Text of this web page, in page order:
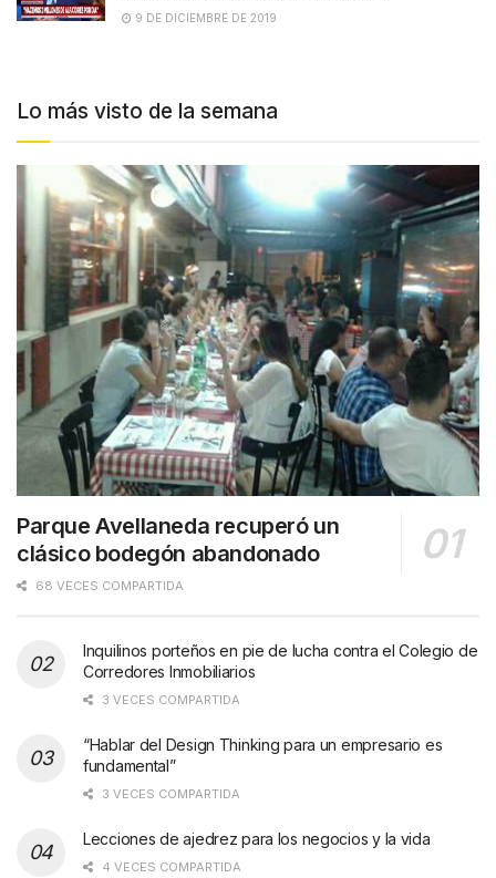
9 DE DICIEMBRE DE 2019
Lo más visto de la semana
Parque Avellaneda recuperó un
clásico bodegón abandonado
68 VECES COMPARTIDA
Inquilinos porteños en pie de lucha contra el Colegio de
Corredores Inmobiliarios
3 VECES COMPARTIDA
“Hablar del Design Thinking para un empresario es
fundamental”
3 VECES COMPARTIDA
Lecciones de ajedrez para los negocios y la vida
4 VECES COMPARTIDA